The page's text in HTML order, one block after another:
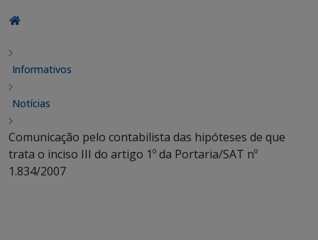
Informativos
Notícias
Comunicação pelo contabilista das hipóteses de que
trata o inciso III do artigo 1º da Portaria/SAT nº
1.834/2007